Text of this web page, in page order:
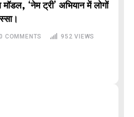
मॉडल, ‘नेम ट्री’ अभियान में लोगों
COMMENTS 952 VIEWS